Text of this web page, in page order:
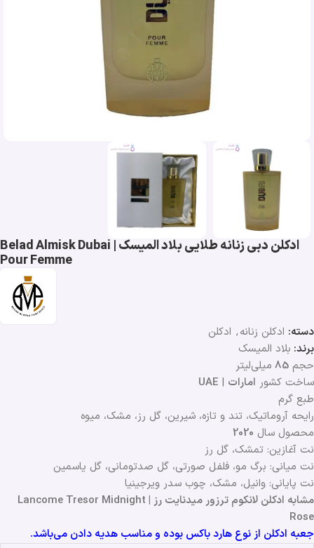
ادکلن دبی زنانه طلایی بلاد المیسک | Belad Almisk Dubai
Pour Femme
دسته: ادکلن زنانه, ادکلن
برند: بلاد المیسک
حجم 85 میلی‌لیتر
ساخت کشور امارات |
UAE
طبع گرم
رایحه آروماتیک، تند و تازه، شیرین، گل رز، مشک، میوه
محصول سال 2020
نت آغازین: تمشک، گل رز
نت میانی: برگ مو، فلفل صورتی، گل صدتومانی، گل یاسمین
نت پایانی: وانیل، مشک، چوب سدر ویرجینیا
مشابه ادکلن لانکوم ترزور میدنایت رز | Lancome Tresor Midnight
Rose
جعبه ادکلن از نوع هارد باکس بوده و مناسب هدیه دادن می‌باشد.